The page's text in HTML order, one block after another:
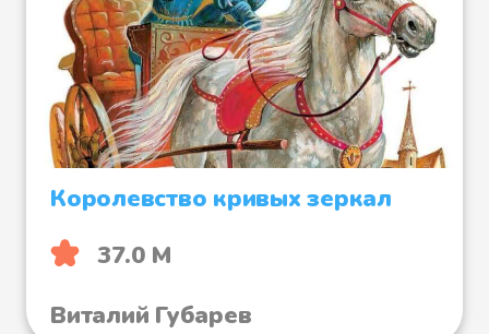
Королевство кривых зеркал
37.0 М
Виталий Губарев